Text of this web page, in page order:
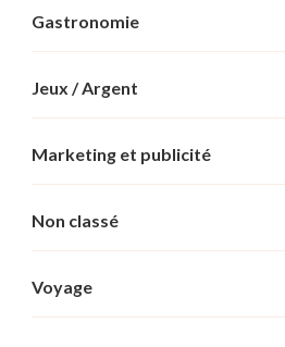
Gastronomie
Jeux / Argent
Marketing et publicité
Non classé
Voyage